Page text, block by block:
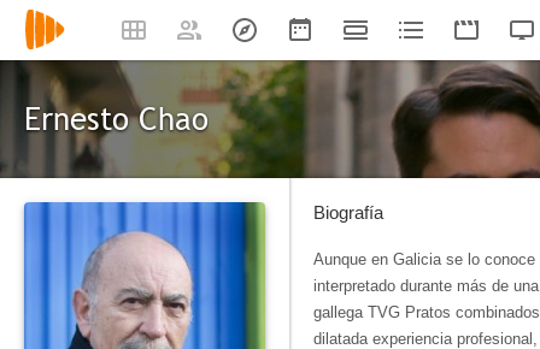
Ernesto Chao
Biografía
Aunque en Galicia se lo
interpretado durante más de
gallega TVG Pratos
dilatada experiencia